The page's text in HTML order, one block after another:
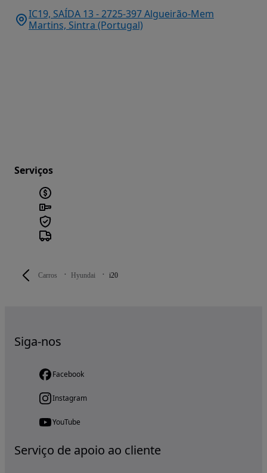
Carros Hyundai i20
IC19, SAÍDA 13 - 2725-397 Algueirão-Mem
Martins, Sintra (Portugal)
Serviços
Siga-nos
Facebook
Instagram
YouTube
Serviço de apoio ao cliente